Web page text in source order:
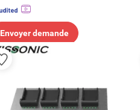
Envoyer demande